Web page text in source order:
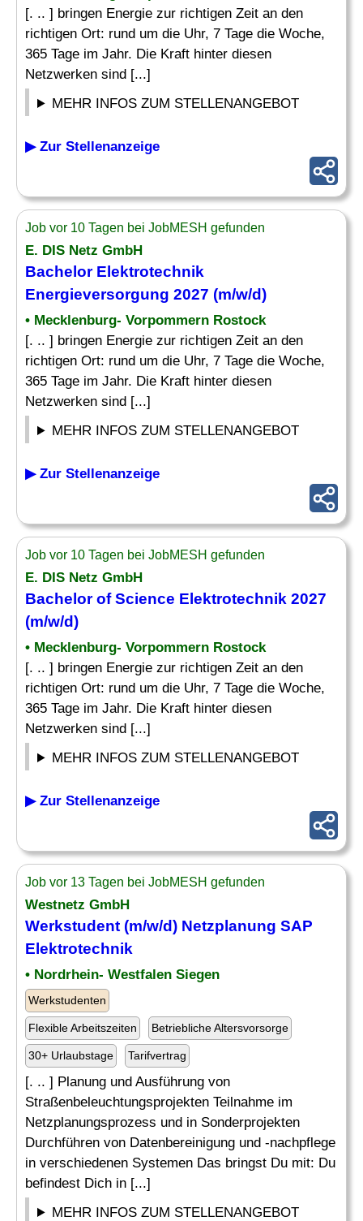
[. .. ] bringen Energie zur richtigen Zeit an den
richtigen Ort: rund um die Uhr, 7 Tage die Woche,
365 Tage im Jahr. Die Kraft hinter diesen
Netzwerken sind [...]
MEHR INFOS ZUM STELLENANGEBOT
▶ Zur Stellenanzeige
Job vor 10 Tagen bei JobMESH gefunden
E. DIS Netz GmbH
Bachelor Elektrotechnik
Energieversorgung 2027 (m/w/d)
• Mecklenburg- Vorpommern Rostock
[. .. ] bringen Energie zur richtigen Zeit an den
richtigen Ort: rund um die Uhr, 7 Tage die Woche,
365 Tage im Jahr. Die Kraft hinter diesen
Netzwerken sind [...]
MEHR INFOS ZUM STELLENANGEBOT
▶ Zur Stellenanzeige
Job vor 10 Tagen bei JobMESH gefunden
E. DIS Netz GmbH
Bachelor of Science Elektrotechnik 2027
(m/w/d)
• Mecklenburg- Vorpommern Rostock
[. .. ] bringen Energie zur richtigen Zeit an den
richtigen Ort: rund um die Uhr, 7 Tage die Woche,
365 Tage im Jahr. Die Kraft hinter diesen
Netzwerken sind [...]
MEHR INFOS ZUM STELLENANGEBOT
▶ Zur Stellenanzeige
Job vor 13 Tagen bei JobMESH gefunden
Westnetz GmbH
Werkstudent (m/w/d) Netzplanung SAP
Elektrotechnik
• Nordrhein- Westfalen Siegen
Werkstudenten
Flexible Arbeitszeiten Betriebliche Altersvorsorge
30+ Urlaubstage Tarifvertrag
[. .. ] Planung und Ausführung von
Straßenbeleuchtungsprojekten Teilnahme im
Netzplanungsprozess und in Sonderprojekten
Durchführen von Datenbereinigung und -nachpflege
in verschiedenen Systemen Das bringst Du mit: Du
befindest Dich in [...]
MEHR INFOS ZUM STELLENANGEBOT